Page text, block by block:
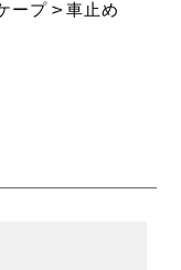
ープ
車止め